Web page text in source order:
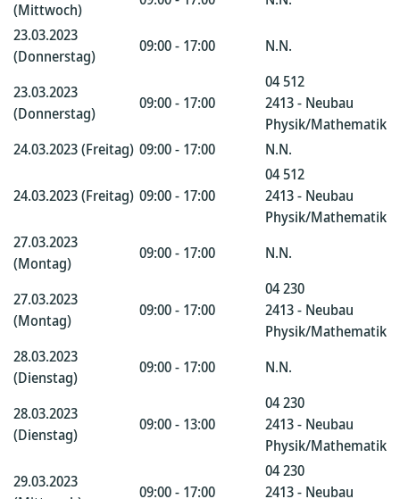
(Mittwoch)
23.03.2023
(Donnerstag)
09:00 - 17:00 N.N.
23.03.2023
(Donnerstag)
09:00 - 17:00
04 512
2413 - Neubau
Physik/Mathematik
24.03.2023 (Freitag) 09:00 - 17:00 N.N.
24.03.2023 (Freitag) 09:00 - 17:00
04 512
2413 - Neubau
Physik/Mathematik
27.03.2023
(Montag)
09:00 - 17:00 N.N.
27.03.2023
(Montag)
09:00 - 17:00
04 230
2413 - Neubau
Physik/Mathematik
28.03.2023
(Dienstag)
09:00 - 17:00 N.N.
28.03.2023
(Dienstag)
09:00 - 13:00
04 230
2413 - Neubau
Physik/Mathematik
29.03.2023
09:00 - 17:00
04 230
2413 - Neubau